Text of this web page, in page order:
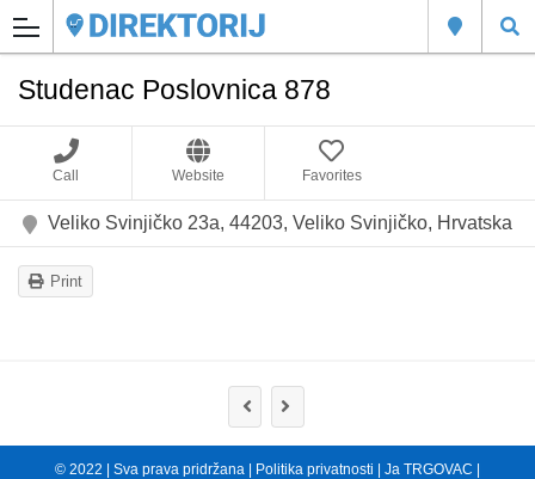
Studenac Poslovnica 878
Call Website Favorites
Veliko Svinjičko 23a, 44203, Veliko Svinjičko, Hrvatska
Print
© 2022 | Sva prava pridržana | Politika privatnosti Ja TRGOVAC